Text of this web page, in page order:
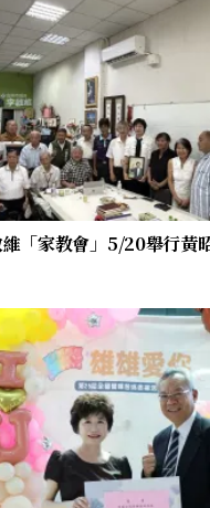
「家教會」5/20舉行黃